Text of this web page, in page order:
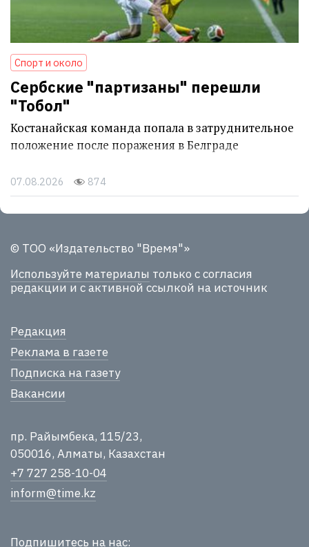
Спорт и около
Сербские "партизаны" перешли
"Тобол"
Костанайская команда попала в затруднительное
положение после поражения в Белграде
07.08.2026 874
© ТОО «Издательство "Время"»
Используйте материалы только с согласия
редакции и с активной ссылкой на источник
Редакция
Реклама в газете
Подписка на газету
Вакансии
пр. Райымбека, 115/23,
050016, Алматы, Казахстан
+7 727 258-10-04
inform@time.kz
Подпишитесь на нас: